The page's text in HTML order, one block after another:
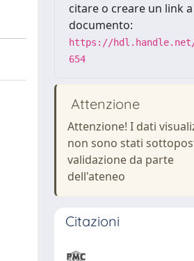
citare o creare un link
documento:
https://hdl.handle.net/
654
Attenzione
Attenzione! I dati
non sono stati
validazione da parte
dell'ateneo
Citazioni